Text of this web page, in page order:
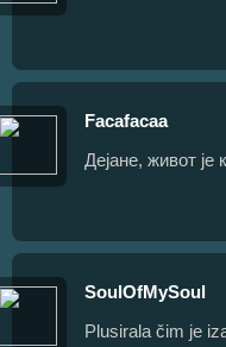
Facafacaa
Дејане, живот
SoulOfMySoul
Plusirala čim je